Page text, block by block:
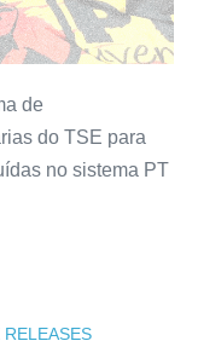
de
do TSE para
no sistema PT
RELEASES